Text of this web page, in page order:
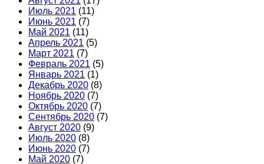
Июль 2021 (11)
Июнь 2021 (7)
Май 2021 (11)
Апрель 2021 (5)
Март 2021 (7)
Февраль 2021 (5)
Январь 2021 (1)
Декабрь 2020 (8)
Ноябрь 2020 (7)
Октябрь 2020 (7)
Сентябрь 2020 (7)
Август 2020 (9)
Июль 2020 (8)
Июнь 2020 (7)
Май 2020 (7)